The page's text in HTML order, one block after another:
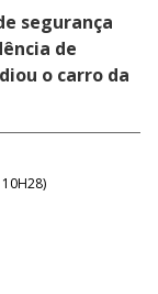
segurança
de
o carro da
)